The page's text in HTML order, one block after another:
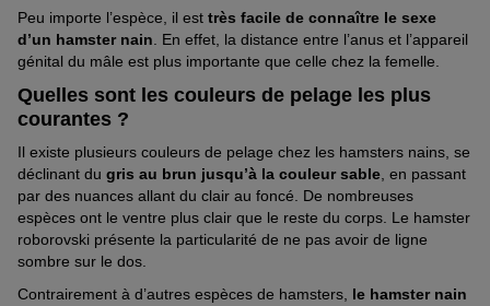
Peu importe l’espèce, il est très facile de connaître le sexe
d’un hamster nain . En effet, la distance entre l’anus et l’appareil
génital du mâle est plus importante que celle chez la femelle.
Quelles sont les couleurs de pelage les plus
courantes ?
Il existe plusieurs couleurs de pelage chez les hamsters nains, se
déclinant du gris au brun jusqu’à la couleur sable , en passant
par des nuances allant du clair au foncé. De nombreuses
espèces ont le ventre plus clair que le reste du corps. Le hamster
roborovski présente la particularité de ne pas avoir de ligne
sombre sur le dos.
Contrairement à d’autres espèces de hamsters, le hamster nain